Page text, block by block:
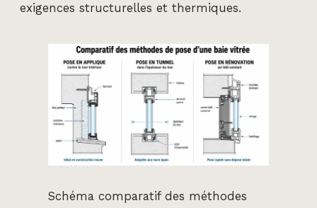
exigences structurelles et thermiques.
Schéma comparatif des méthodes